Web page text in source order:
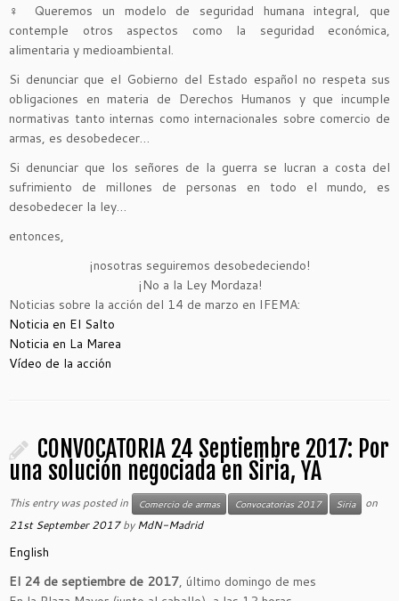
♀
Queremos un modelo de seguridad humana integral, que
contemple otros aspectos como la seguridad económica,
alimentaria y medioambiental.
Si denunciar que el Gobierno del Estado español no respeta sus
obligaciones en materia de Derechos Humanos y que incumple
normativas tanto internas como internacionales sobre comercio de
armas, es desobedecer…
Si denunciar que los señores de la guerra se lucran a costa del
sufrimiento de millones de personas en todo el mundo, es
desobedecer la ley…
entonces,
¡nosotras seguiremos desobedeciendo!
¡No a la Ley Mordaza!
Noticias sobre la acción del 14 de marzo en IFEMA:
Noticia en El Salto
Noticia en La Marea
Vídeo de la acción
CONVOCATORIA 24 Septiembre 2017: Por
una solución negociada en Siria, YA
This entry was posted in Comercio de armas Convocatorias 2017 Siria
on
21st September 2017 byMdN-Madrid
English
El 24 de septiembre de 2017, último domingo de mes